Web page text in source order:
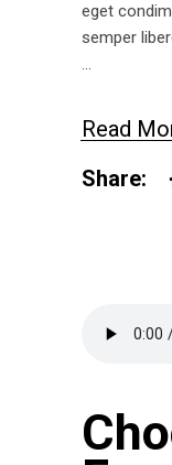
eget
semper
Read
Share: